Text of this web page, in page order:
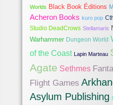
Worlds Black Book Éditions
Acheron Books kuro pop
Studio DeadCrows Stellamaris
Warhammer Dungeon World
of the Coast Lapin Marteau
Agate Sethmes
Flight Games
Asylum Publishing